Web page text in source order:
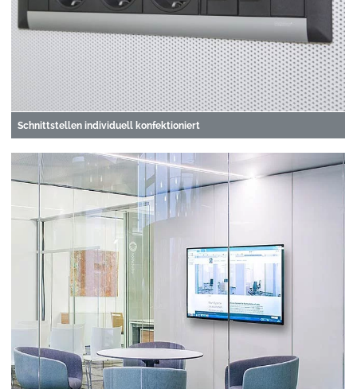
Schnittstellen individuell konfektioniert